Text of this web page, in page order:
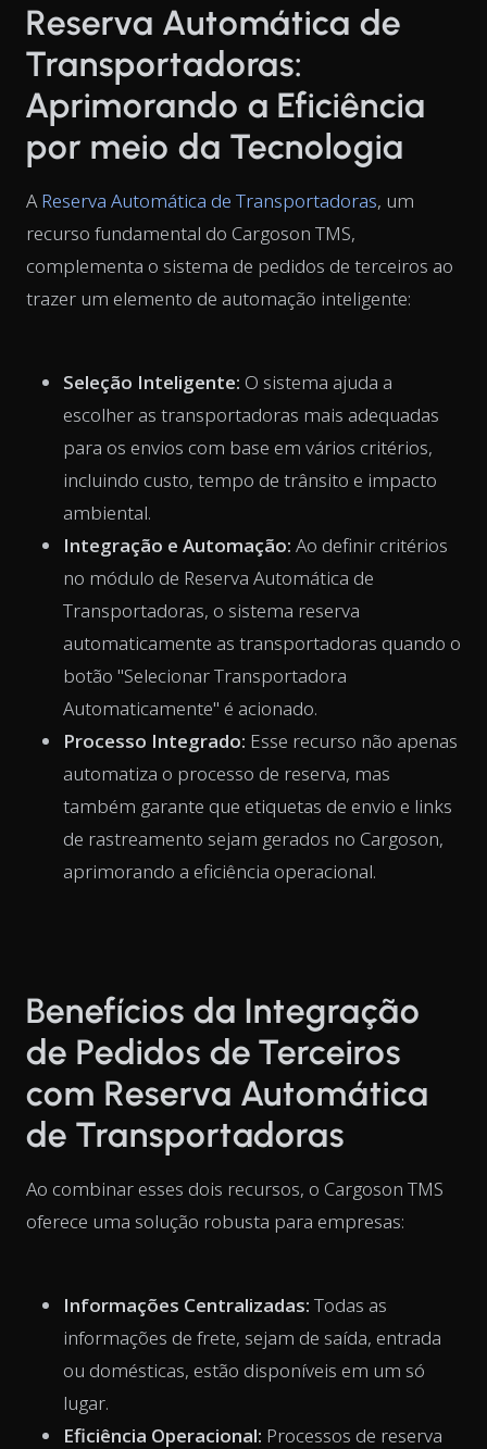
Reserva Automática de
Transportadoras:
Aprimorando a Eficiência
por meio da Tecnologia
AReserva Automática de Transportadoras, um
recurso fundamental do Cargoson TMS,
complementa o sistema de pedidos de terceiros ao
trazer um elemento de automação inteligente:
Seleção Inteligente: O sistema ajuda a
escolher as transportadoras mais adequadas
para os envios com base em vários critérios,
incluindo custo, tempo de trânsito e impacto
ambiental.
Integração e Automação: Ao definir critérios
no módulo de Reserva Automática de
Transportadoras, o sistema reserva
automaticamente as transportadoras quando o
botão "Selecionar Transportadora
Automaticamente" é acionado.
Processo Integrado: Esse recurso não apenas
automatiza o processo de reserva, mas
também garante que etiquetas de envio e links
de rastreamento sejam gerados no Cargoson,
aprimorando a eficiência operacional.
Benefícios da Integração
de Pedidos de Terceiros
com Reserva Automática
de Transportadoras
Ao combinar esses dois recursos, o Cargoson TMS
oferece uma solução robusta para empresas:
Informações Centralizadas: Todas as
informações de frete, sejam de saída, entrada
ou domésticas, estão disponíveis em um só
lugar.
Eficiência Operacional: Processos de reserva